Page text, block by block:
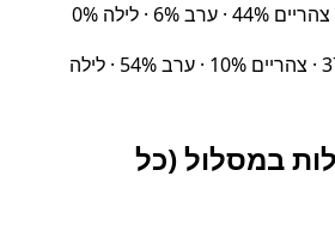
בוקר 37% · צהריים 10% · ערב 54% · לילה
במסלול (כל